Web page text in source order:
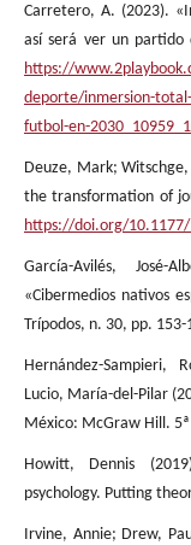
Carretero, A. (2023).
así será ver un partido
https://
deporte/inmersion-
futbol-en-
Deuze, Mark;
the transformation of
https://doi.org/
García-Avilés, José-
«Cibermedios nativos
Trípodos, n. 30, pp. 153-
Hernández-Sampieri,
Lucio, María-del-Pilar
México: McGraw Hill.
Howitt, Dennis
psychology. Putting
Irvine, Annie; Drew,